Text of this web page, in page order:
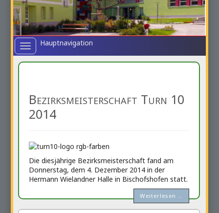
Toggle
navigation
Bezirksmeisterschaft Turn 10
2014
Die diesjährige Bezirksmeisterschaft fand am
Donnerstag, dem 4. Dezember 2014 in der
Hermann Wielandner Halle in Bischofshofen statt.
Weiterlesen …